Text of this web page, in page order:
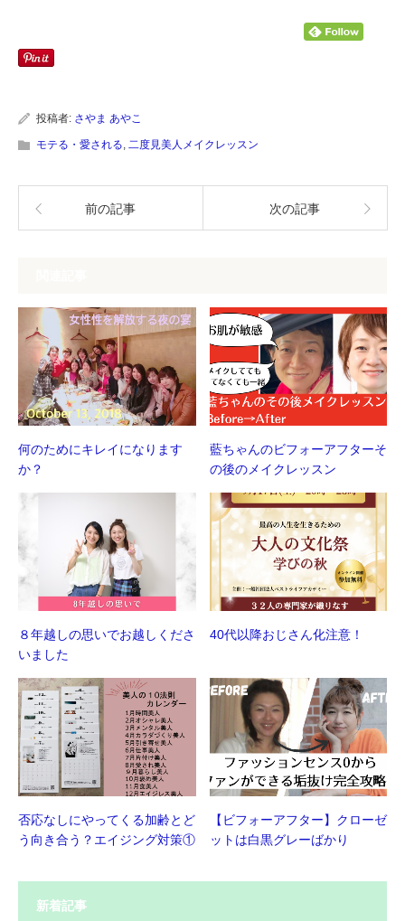
Twitter
で
共
い
ィ
ン
で
し
く
だ
(新
し
い
き
ま
す)
投稿者: さやま あやこ
モテる・愛される, 二度見美人メイクレッスン
前の記事 次の記事
何のためにキレイになります
か？
藍ちゃんのビフォーアフターそ
の後のメイクレッスン
８年越しの思いでお越しくださ
いました
40代以降おじさん化注意！
否応なしにやってくる加齢とど
う向き合う？エイジング対策①
【ビフォーアフター】クローゼ
ットは白黒グレーばかり
新着記事